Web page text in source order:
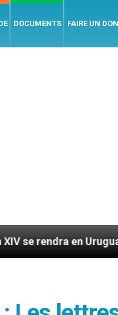
DOCUMENTS FAIRE UN DON
Uruguay, en